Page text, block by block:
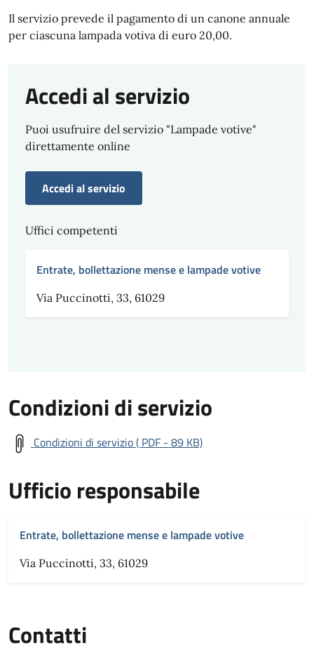
Il servizio prevede il pagamento di un canone annuale
per ciascuna lampada votiva di euro 20,00.
Accedi al servizio
Puoi usufruire del servizio "Lampade votive"
direttamente online
Accedi al servizio
Uffici competenti
Entrate, bollettazione mense e lampade votive
Via Puccinotti, 33, 61029
Condizioni di servizio
Condizioni di servizio ( PDF - 89 KB)
Ufficio responsabile
Entrate, bollettazione mense e lampade votive
Via Puccinotti, 33, 61029
Contatti